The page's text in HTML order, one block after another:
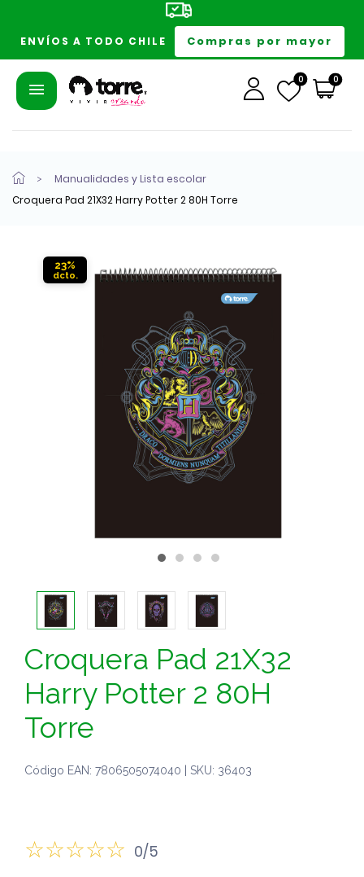
ENVÍOS A TODO CHILE Compras por mayor
0 0
Manualidades y Lista escolar
Croquera Pad 21X32 Harry Potter 2 80H Torre
23%
Croquera Pad 21X32
Harry Potter 2 80H
Torre
Código EAN: 7806505074040 | SKU: 36403
0/5